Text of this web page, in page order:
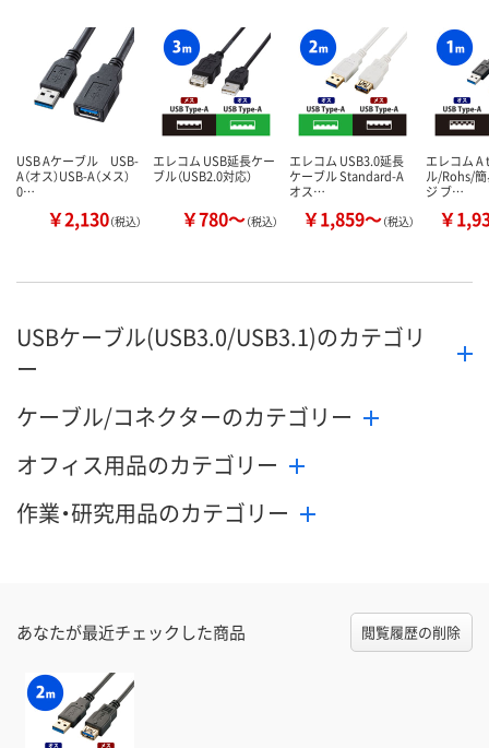
数量
カゴへ
お取り扱い終了しました
USB Aケーブル USB-
A（オス）USB-A（メス）
0…
￥2,130（税込）
エレコム USB延長ケー
ブル（USB2.0対応）
￥780～（税込）
エレコム USB3.0延長
ケーブル Standard-A
オス…
￥1,859～（税込）
エレコム A
ル/Rohs/
ジ ブ…
￥
USBケーブル(USB3.0/USB3.1)のカテゴリ
ー
ケーブル/コネクターのカテゴリー
オフィス用品のカテゴリー
作業・研究用品のカテゴリー
あなたが最近チェックした商品 閲覧履歴の削除